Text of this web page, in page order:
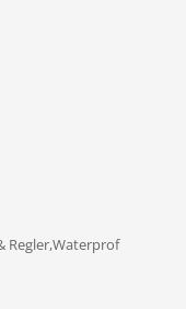
Regler,Waterprof